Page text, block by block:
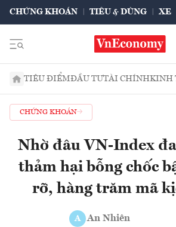
CHỨNG KHOÁN TIÊU & DÙNG XE
TIÊU ĐIỂMĐẦU TƯTÀI CHÍNHKINH
CHỨNG KHOÁN
Nhờ đâu VN-Index
thảm hại bỗng chốc
rỡ, hàng trăm mã
A An Nhiên